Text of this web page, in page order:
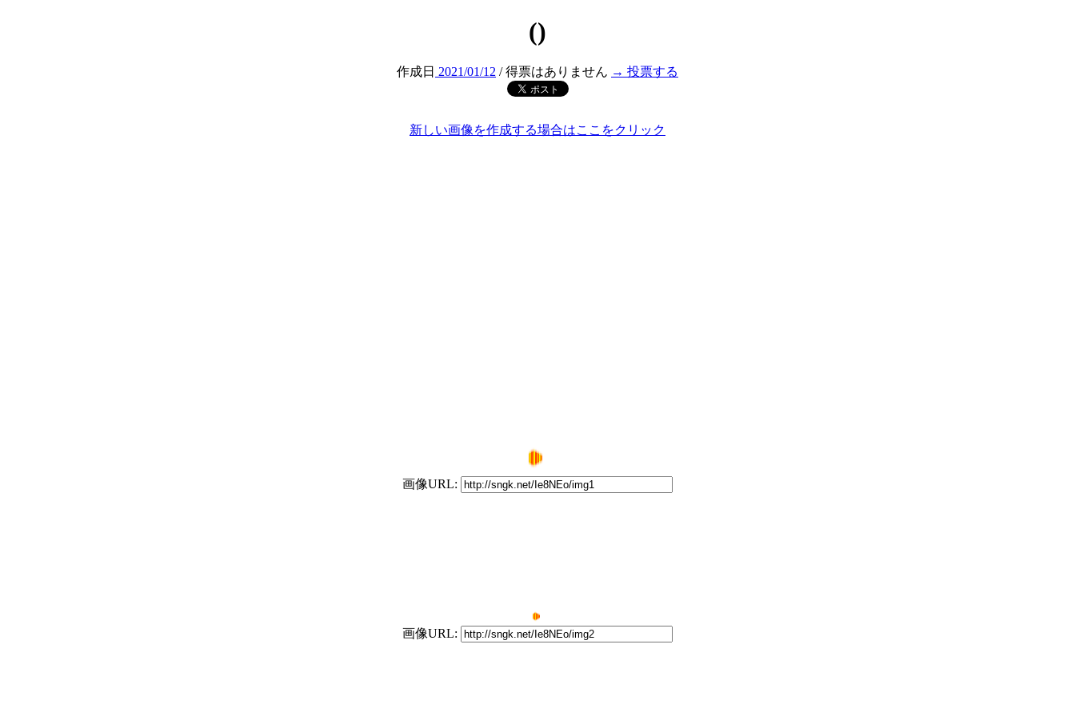
()
作成日 2021/01/12 / 得票はありません → 投票する
新しい画像を作成する場合はここをクリック
画像URL:
画像URL: